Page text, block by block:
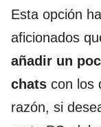
Esta opción
aficionados
añadir un
chats con los
razón, si